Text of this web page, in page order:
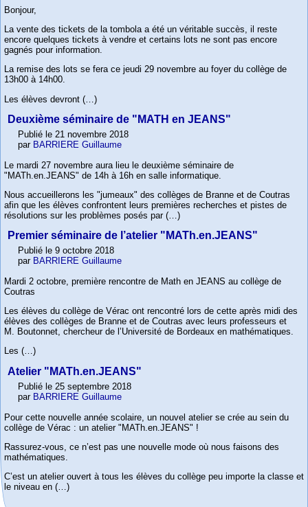
Bonjour,
La vente des tickets de la tombola a été un véritable succès, il reste
encore quelques tickets à vendre et certains lots ne sont pas encore
gagnés pour information.
La remise des lots se fera ce jeudi 29 novembre au foyer du collège de
13h00 à 14h00.
Les élèves devront (…)
Deuxième séminaire de "MATH en JEANS"
Publié le 21 novembre 2018
par BARRIERE Guillaume
Le mardi 27 novembre aura lieu le deuxième séminaire de
"MATh.en.JEANS" de 14h à 16h en salle informatique.
Nous accueillerons les "jumeaux" des collèges de Branne et de Coutras
afin que les élèves confrontent leurs premières recherches et pistes de
résolutions sur les problèmes posés par (…)
Premier séminaire de l’atelier "MATh.en.JEANS"
Publié le 9 octobre 2018
par BARRIERE Guillaume
Mardi 2 octobre, première rencontre de Math en JEANS au collège de
Coutras
Les élèves du collège de Vérac ont rencontré lors de cette après midi des
élèves des collèges de Branne et de Coutras avec leurs professeurs et
M. Boutonnet, chercheur de l’Université de Bordeaux en mathématiques.
Les (…)
Atelier "MATh.en.JEANS"
Publié le 25 septembre 2018
par BARRIERE Guillaume
Pour cette nouvelle année scolaire, un nouvel atelier se crée au sein du
collège de Vérac : un atelier "MATh.en.JEANS" !
Rassurez-vous, ce n’est pas une nouvelle mode où nous faisons des
mathématiques.
C’est un atelier ouvert à tous les élèves du collège peu importe la classe et
le niveau en (…)